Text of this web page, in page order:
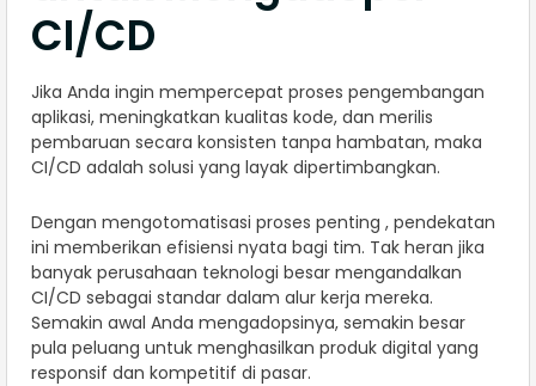
CI/CD
Jika Anda ingin mempercepat proses pengembangan
aplikasi, meningkatkan kualitas kode, dan merilis
pembaruan secara konsisten tanpa hambatan, maka
CI/CD adalah solusi yang layak dipertimbangkan.
Dengan mengotomatisasi proses penting , pendekatan
ini memberikan efisiensi nyata bagi tim. Tak heran jika
banyak perusahaan teknologi besar mengandalkan
CI/CD sebagai standar dalam alur kerja mereka.
Semakin awal Anda mengadopsinya, semakin besar
pula peluang untuk menghasilkan produk digital yang
responsif dan kompetitif di pasar.